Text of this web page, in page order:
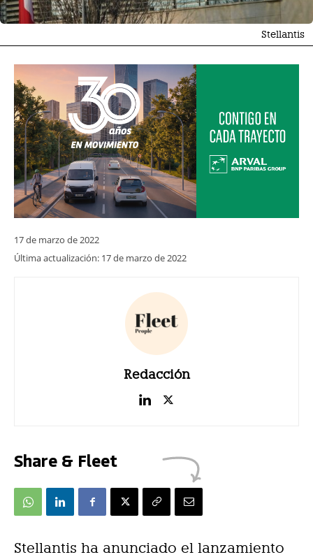
Stellantis
17 de marzo de 2022
Última actualización: 17 de marzo de 2022
Redacción
Share & Fleet
Stellantis ha anunciado el lanzamiento